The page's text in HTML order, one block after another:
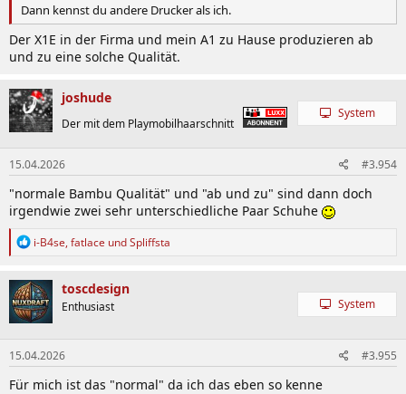
Dann kennst du andere Drucker als ich.
Der X1E in der Firma und mein A1 zu Hause produzieren ab
und zu eine solche Qualität.
joshude
Der mit dem Playmobilhaarschnitt
System
15.04.2026 #3.954
"normale Bambu Qualität" und "ab und zu" sind dann doch
irgendwie zwei sehr unterschiedliche Paar Schuhe
R
k
t
i
o
n
e
n
:
i-B4se, fatlace undSpliffsta
toscdesign
Enthusiast System
15.04.2026 #3.955
Für mich ist das "normal" da ich das eben so kenne